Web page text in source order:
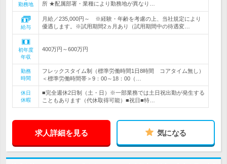
勤務地
所 ★配属部署・業種により勤務地が異なり…
給与
月給／235,000円～ ※経験・年齢を考慮の上、当社規定により
優遇します。※試用期間2ヵ月あり（試用期間中の待遇変…
初年度
年収
400万円～600万円
勤務
時間
フレックスタイム制（標準労働時間1日8時間 コアタイム無し）
＜標準労働時間帯＞9：00～18：00（…
休日
休暇
■完全週休2日制（土・日）※一部業務では土日祝出勤が発生する
こともあります（代休取得可能）■祝日■特…
求人詳細を見る 気になる